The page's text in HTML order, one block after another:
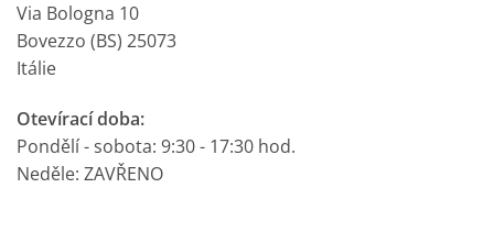
Via Bologna 10
Bovezzo (BS) 25073
Itálie
Otevírací doba:
Pondělí - sobota: 9:30 - 17:30 hod.
Neděle: ZAVŘENO